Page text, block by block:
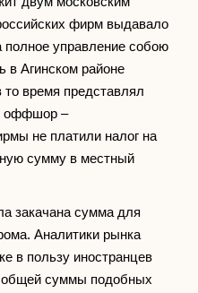
фирм выдавало
полное управление собою
в Агинском районе
то время представлял
оффшор –
не платили налог на
сумму в местный
закачана сумма для
Аналитики рынка
в пользу иностранцев
общей суммы подобных